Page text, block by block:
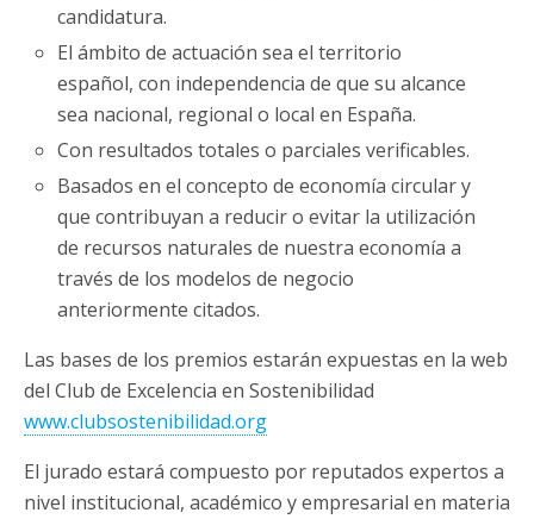
candidatura.
El ámbito de actuación sea el territorio
español, con independencia de que su alcance
sea nacional, regional o local en España.
Con resultados totales o parciales verificables.
Basados en el concepto de economía circular y
que contribuyan a reducir o evitar la utilización
de recursos naturales de nuestra economía a
través de los modelos de negocio
anteriormente citados.
Las bases de los premios estarán expuestas en la web
del Club de Excelencia en Sostenibilidad
www.clubsostenibilidad.org
El jurado estará compuesto por reputados expertos a
nivel institucional, académico y empresarial en materia